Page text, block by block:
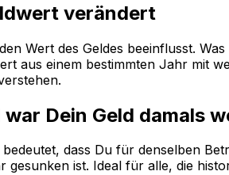
verändert
Wert des Geldes beeinflusst.
aus einem bestimmten Jahr mit
Dein Geld damals
dass Du für denselben
gesunken ist. Ideal für alle, die